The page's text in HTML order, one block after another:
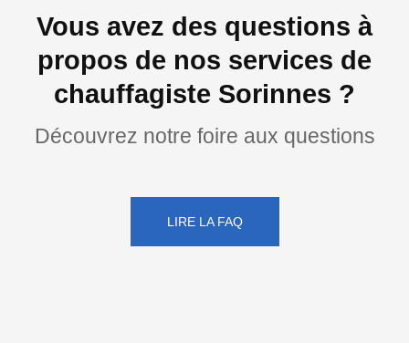
Vous avez des questions à
propos de nos services de
chauffagiste Sorinnes ?
Découvrez notre foire aux questions
LIRE LA FAQ